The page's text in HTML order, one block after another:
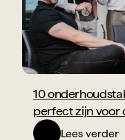
10
perfect zijn voor
Lees verder